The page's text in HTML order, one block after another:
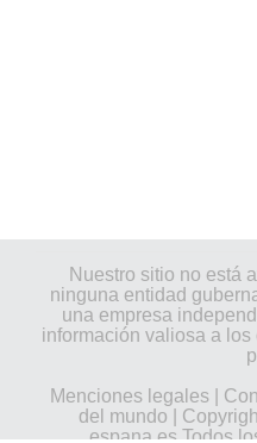
Nuestro sitio no está
ninguna entidad
una empresa
información valiosa a los
Menciones legales
del mundo |
espana.es Todos